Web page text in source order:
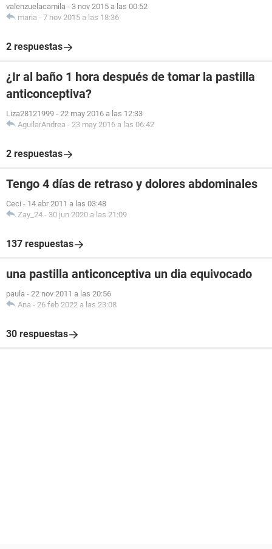
valenzuelacamila - 3 nov 2015 a las 00:52
maria - 7 nov 2015 a las 18:36
2 respuestas
¿Ir al baño 1 hora después de tomar la pastilla
anticonceptiva?
Liza28121999 - 22 may 2016 a las 12:33
AguilarAndrea - 23 may 2016 a las 06:42
2 respuestas
Tengo 4 días de retraso y dolores abdominales
Ceci - 14 abr 2011 a las 03:48
Zay_24 - 30 jun 2020 a las 21:09
137 respuestas
una pastilla anticonceptiva un dia equivocado
paula - 22 nov 2011 a las 20:56
Ana - 26 feb 2022 a las 23:08
30 respuestas